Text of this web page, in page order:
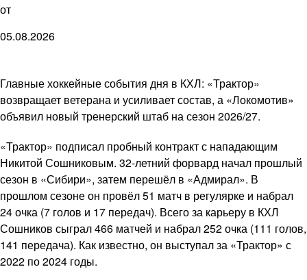
от
05.08.2026
Главные хоккейные события дня в КХЛ: «Трактор»
возвращает ветерана и усиливает состав, а «Локомотив»
объявил новый тренерский штаб на сезон 2026/27.
«Трактор» подписал пробный контракт с нападающим
Никитой Сошниковым. 32-летний форвард начал прошлый
сезон в «Сибири», затем перешёл в «Адмирал». В
прошлом сезоне он провёл 51 матч в регулярке и набрал
24 очка (7 голов и 17 передач). Всего за карьеру в КХЛ
Сошников сыграл 466 матчей и набрал 252 очка (111 голов,
141 передача). Как известно, он выступал за «Трактор» с
2022 по 2024 годы.